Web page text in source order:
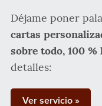
Déjame poner
cartas
sobre todo, 100 %
detalles:
Ver servicio »